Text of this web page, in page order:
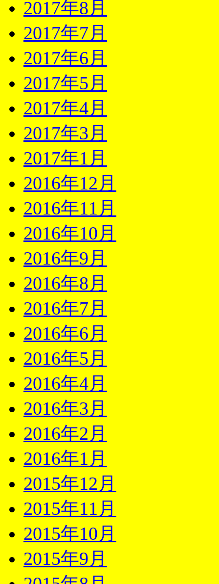
2017年8月
2017年7月
2017年6月
2017年5月
2017年4月
2017年3月
2017年1月
2016年12月
2016年11月
2016年10月
2016年9月
2016年8月
2016年7月
2016年6月
2016年5月
2016年4月
2016年3月
2016年2月
2016年1月
2015年12月
2015年11月
2015年10月
2015年9月